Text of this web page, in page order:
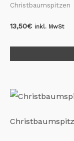
Christbaumspitzen
13,50€ inkl. MwSt